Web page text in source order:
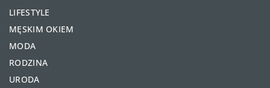
LIFESTYLE
MĘSKIM OKIEM
MODA
RODZINA
URODA